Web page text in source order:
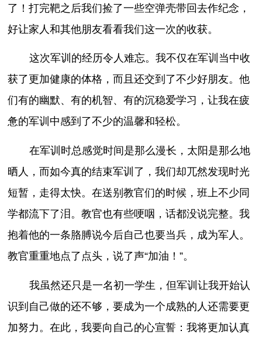
了！打完靶之后我们捡了一些空弹壳带回去作纪念，
好让家人和其他朋友看看我们这一次的收获。
这次军训的经历令人难忘。我不仅在军训当中收
获了更加健康的体格，而且还交到了不少好朋友。他
们有的幽默、有的机智、有的沉稳爱学习，让我在疲
惫的军训中感到了不少的温馨和轻松。
在军训时总感觉时间是那么漫长，太阳是那么地
晒人，而如今真的结束军训了，我们却兀然发现时光
短暂，走得太快。在送别教官们的时候，班上不少同
学都流下了泪。教官也有些哽咽，话都没说完整。我
抱着他的一条胳膊说今后自己也要当兵，成为军人。
教官重重地点了点头，说了声“加油！”。
我虽然还只是一名初一学生，但军训让我开始认
识到自己做的还不够，要成为一个成熟的人还需要更
加努力。在此，我要向自己的心宣誓：我将更加认真